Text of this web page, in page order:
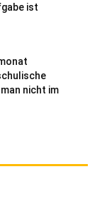
ist
nicht im